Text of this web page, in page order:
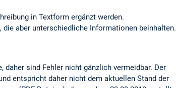
in Textform ergänzt werden.
aber unterschiedliche Informationen beinhalten.
sind Fehler nicht gänzlich vermeidbar. Der
entspricht daher nicht dem aktuellen Stand der